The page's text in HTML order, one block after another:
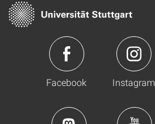
Facebook Instagram